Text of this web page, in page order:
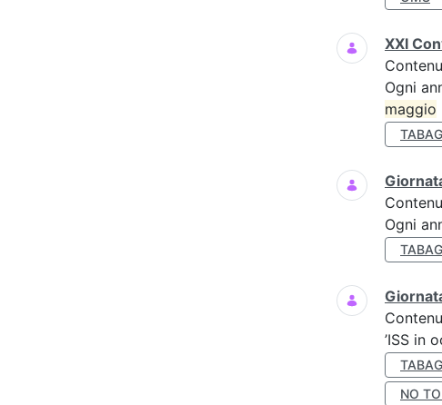
XXI
Ogni
maggio
Ogni
’ISS in
NO